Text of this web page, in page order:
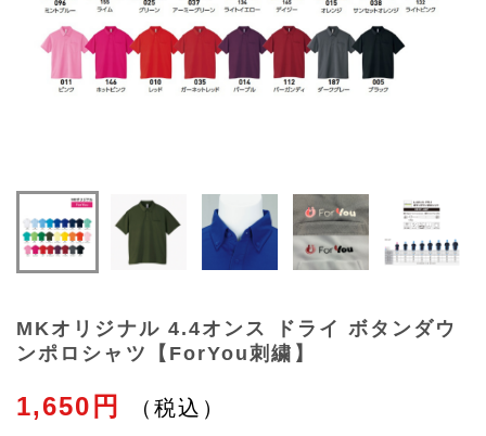
MKオリジナル 4.4オンス ドライ ボタンダウ
ンポロシャツ【ForYou刺繍】
1,650円